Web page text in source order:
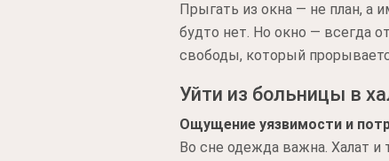
Прыгать из окна — не план, а
будто нет. Но окно — всегда
свободы, который
Уйти из больницы в
Ощущение уязвимости и
Во сне одежда важна. Халат